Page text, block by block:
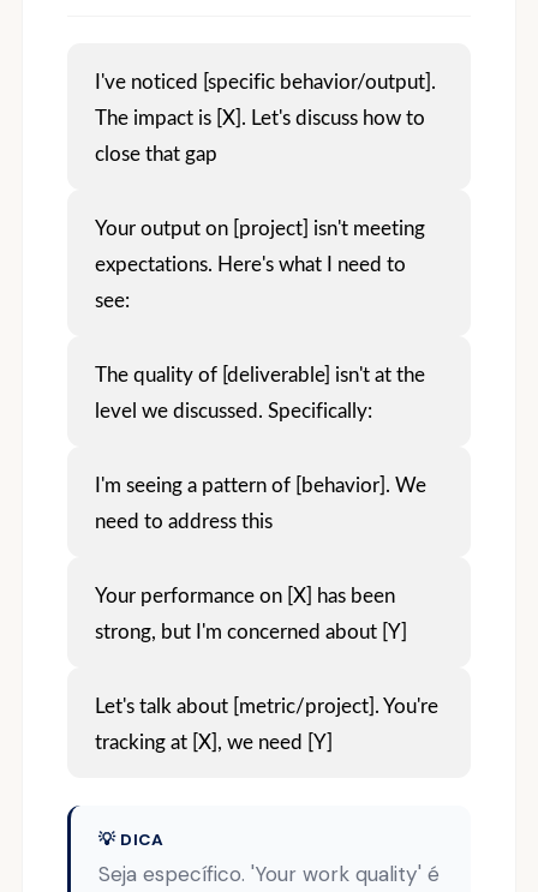
I've noticed [specific behavior/output].
The impact is [X]. Let's discuss how to
close that gap
Your output on [project] isn't meeting
expectations. Here's what I need to
see:
The quality of [deliverable] isn't at the
level we discussed. Specifically:
I'm seeing a pattern of [behavior]. We
need to address this
Your performance on [X] has been
strong, but I'm concerned about [Y]
Let's talk about [metric/project]. You're
tracking at [X], we need [Y]
💡 DICA
Seja específico. 'Your work quality' é